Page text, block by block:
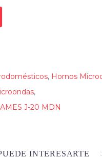
, Hornos
,
J-20 MDN
INTERESARTE